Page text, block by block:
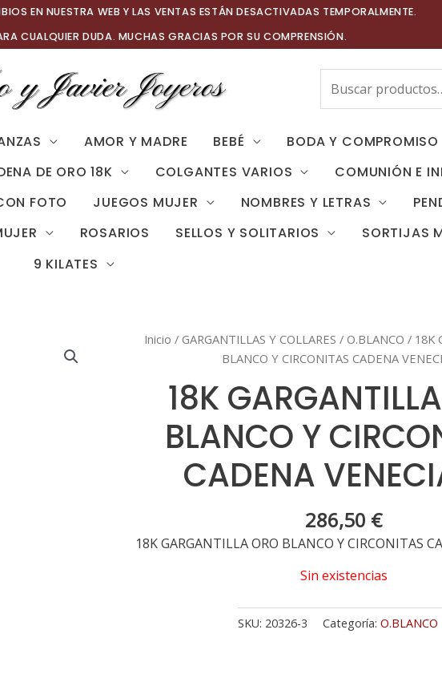
EN NUESTRA WEB Y LAS VENTAS ESTÁN DESACTIVADAS TEMPORALMENTE.
CUALQUIER DUDA. MUCHAS GRACIAS POR SU COMPRENSIÓN.
Buscar
por:
AMOR Y MADRE BEBÉ
BODA Y COMPROMISO
DE ORO 18K COLGANTES VARIOS
COMUNIÓN E
FOTO JUEGOS MUJER NOMBRES Y LETRAS
ROSARIOS SELLOS Y SOLITARIOS
SORTIJAS
9 KILATES
Inicio / GARGANTILLAS Y COLLARES / O.BLANCO / 18K
BLANCO Y CIRCONITAS CADENA
18K
BLANCO Y
CADENA
286,50 €
18K GARGANTILLA ORO BLANCO Y CIRCONITAS
Sin existencias
SKU: 20326-3 Categoría: O.BLANCO